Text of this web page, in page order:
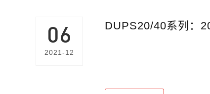
06
2021-12
DUPS20/40系列：